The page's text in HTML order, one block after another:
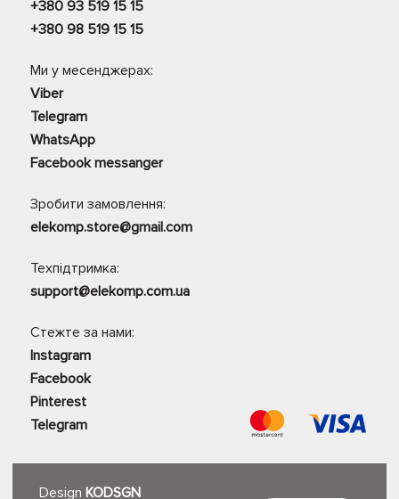
+380 93 519 15 15
+380 98 519 15 15
Ми у месенджерах:
Viber
Telegram
WhatsApp
Facebook messanger
Зробити замовлення:
elekomp.store@gmail.com
Техпідтримка:
support@elekomp.com.ua
Стежте за нами:
Instagram
Facebook
Pinterest
Telegram
Design KODSGN